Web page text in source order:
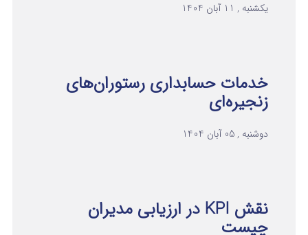
یکشنبه , 11 آبان 1404
خدمات حسابداری رستوران‌های
زنجیره‌ای
دوشنبه , 05 آبان 1404
نقش KPI در ارزیابی مدیران
چیست